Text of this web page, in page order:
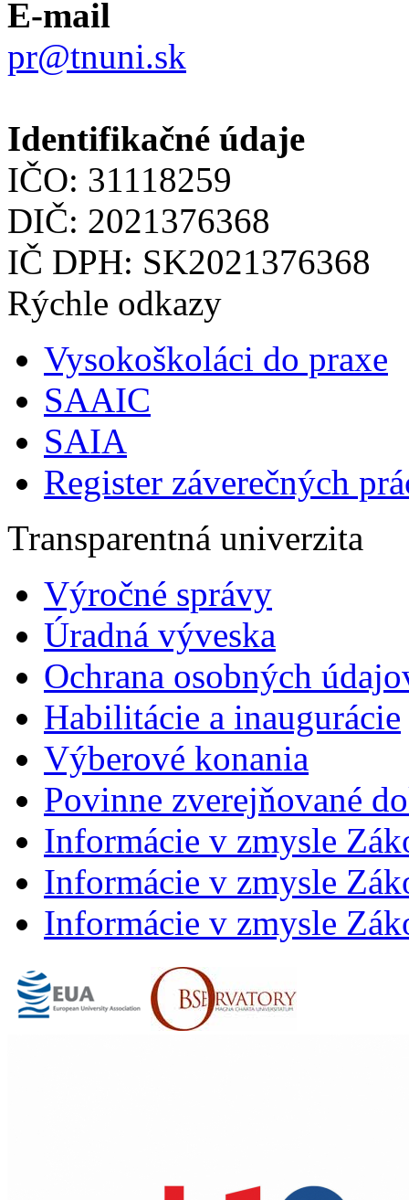
E-mail
pr@tnuni.sk
Identifikačné údaje
IČO: 31118259
DIČ: 2021376368
IČ DPH: SK2021376368
Rýchle odkazy
Vysokoškoláci do praxe
SAAIC
SAIA
Register záverečných
Transparentná univerzita
Výročné správy
Úradná výveska
Ochrana osobných
Habilitácie a inaugurácie
Výberové konania
Povinne zverejňované
Informácie v zmysle
Informácie v zmysle
Informácie v zmysle